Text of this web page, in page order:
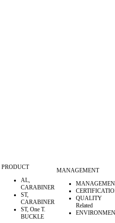
PRODUCT
AL,
CARABINER
ST,
CARABINER
ST, One T.
BUCKLE
MANAGEMENT
QUALITY
Related